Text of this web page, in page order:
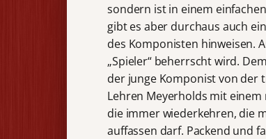
sondern ist in einem
gibt es aber durchaus auch
des Komponisten hinweisen.
„Spieler“ beherrscht wird.
der junge Komponist von der
Lehren Meyerholds mit
die immer wiederkehren, die
auffassen darf. Packend und